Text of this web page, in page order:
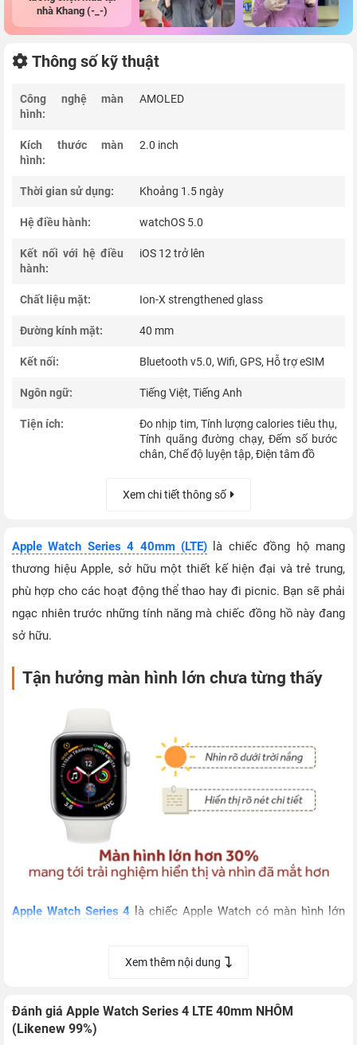
nhà Khang (-_-)
Apple Watch Series 4 40mm (LTE) là chiếc đồng hộ mang
thương hiệu Apple, sở hữu một thiết kế hiện đại và trẻ trung,
phù hợp cho các hoạt động thể thao hay đi picnic. Bạn sẽ phải
ngạc nhiên trước những tính năng mà chiếc đồng hồ này đang
sở hữu.
Tận hưởng màn hình lớn chưa từng thấy
Apple Watch Series 4 là chiếc Apple Watch có màn hình lớn
Watch 4 có màn hình lớn hơn tới 30% trong khi đó kích thước
Màn hình này còn có công nghệ hiển thị mới LTPO tiết kiệm
điện năng hơn, cho phép bạn sử dụng thoải mái cả ngày chỉ
Xem thêm nội dung
Đánh giá Apple Watch Series 4 LTE 40mm NHÔM
(Likenew 99%)
Thông số kỹ thuật
Công nghệ màn
hình:
AMOLED
Kích thước màn
hình:
2.0 inch
Thời gian sử dụng: Khoảng 1.5 ngày
Hệ điều hành: watchOS 5.0
Kết nối với hệ điều
hành:
iOS 12 trở lên
Chất liệu mặt: Ion-X strengthened glass
Đường kính mặt: 40 mm
Kết nối: Bluetooth v5.0, Wifi, GPS, Hỗ trợ eSIM
Ngôn ngữ: Tiếng Việt, Tiếng Anh
Tiện ích:
Đo nhịp tim, Tính lượng calories tiêu thụ,
Tính quãng đường chạy, Đếm số bước
chân, Chế độ luyện tập, Điện tâm đồ
Xem chi tiết thông số